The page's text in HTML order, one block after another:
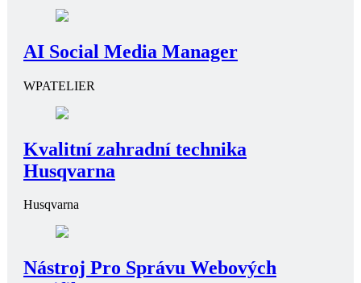
AI Social Media Manager
WPATELIER
Kvalitní zahradní technika
Husqvarna
Husqvarna
Nástroj Pro Správu Webových